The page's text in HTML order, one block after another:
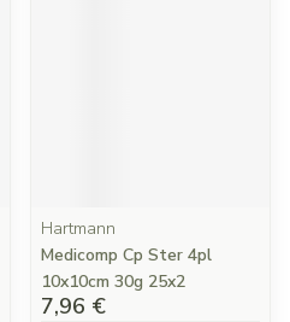
Hartmann
Medicomp Cp Ster 4pl
10x10cm 30g 25x2
7,96 €